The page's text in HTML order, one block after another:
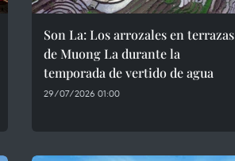
Son La: Los arrozales en terrazas
de Muong La durante la
temporada de vertido de agua
29/07/2026 01:00